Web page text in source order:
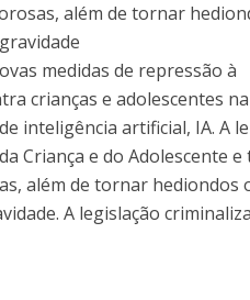
além de tornar
medidas de repressão à
crianças e adolescentes na
inteligência artificial, IA. A
Criança e do Adolescente e
além de tornar hediondos
A legislação